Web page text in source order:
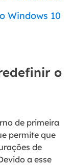
Windows 10
o
de primeira
permite que
de
a esse